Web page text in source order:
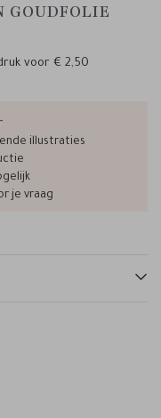
GOUDFOLIE
voor € 2,50
illustraties
je vraag